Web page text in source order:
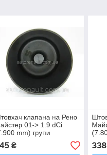
клапана на Рено
01-> 1.9 dCi
mm) групи
(Німеччина)
007 547
₴ 338